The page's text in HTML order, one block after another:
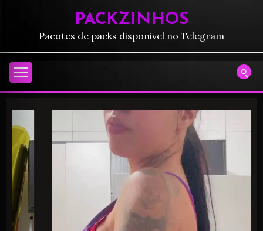
PACKZINHOS
Pacotes de packs disponivel no Telegram